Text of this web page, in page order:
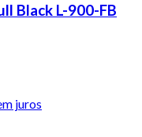
Black L-900-FB
juros